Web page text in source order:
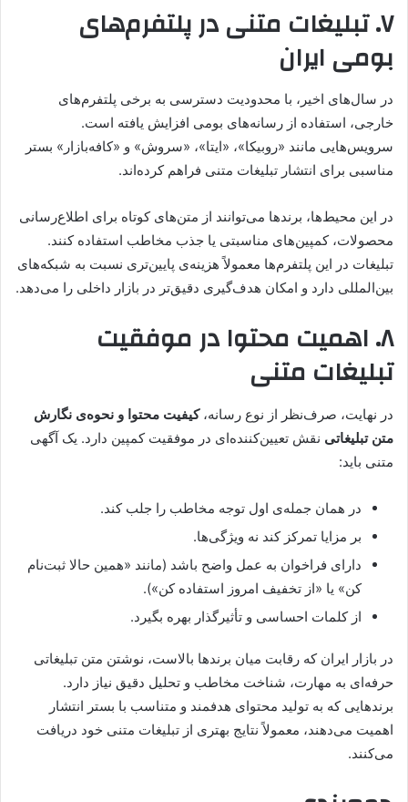
۷. تبلیغات متنی در پلتفرم‌های
بومی ایران
در سال‌های اخیر، با محدودیت دسترسی به برخی پلتفرم‌های
خارجی، استفاده از رسانه‌های بومی افزایش یافته است.
سرویس‌هایی مانند «روبیکا»، «ایتا»، «سروش» و «کافه‌بازار» بستر
مناسبی برای انتشار تبلیغات متنی فراهم کرده‌اند.
در این محیط‌ها، برندها می‌توانند از متن‌های کوتاه برای اطلاع‌رسانی
محصولات، کمپین‌های مناسبتی یا جذب مخاطب استفاده کنند.
تبلیغات در این پلتفرم‌ها معمولاً هزینه‌ی پایین‌تری نسبت به شبکه‌های
بین‌المللی دارد و امکان هدف‌گیری دقیق‌تر در بازار داخلی را می‌دهد.
۸. اهمیت محتوا در موفقیت
تبلیغات متنی
در نهایت، صرف‌نظر از نوع رسانه،کیفیت محتوا و نحوه‌ی نگارش
متن تبلیغاتی نقش تعیین‌کننده‌ای در موفقیت کمپین دارد. یک آگهی
متنی باید:
در همان جمله‌ی اول توجه مخاطب را جلب کند.
بر مزایا تمرکز کند نه ویژگی‌ها.
دارای فراخوان به عمل واضح باشد (مانند «همین حالا ثبت‌نام
کن» یا «از تخفیف امروز استفاده کن»).
از کلمات احساسی و تأثیرگذار بهره بگیرد.
در بازار ایران که رقابت میان برندها بالاست، نوشتن متن تبلیغاتی
حرفه‌ای به مهارت، شناخت مخاطب و تحلیل دقیق نیاز دارد.
برندهایی که به تولید محتوای هدفمند و متناسب با بستر انتشار
اهمیت می‌دهند، معمولاً نتایج بهتری از تبلیغات متنی خود دریافت
می‌کنند.